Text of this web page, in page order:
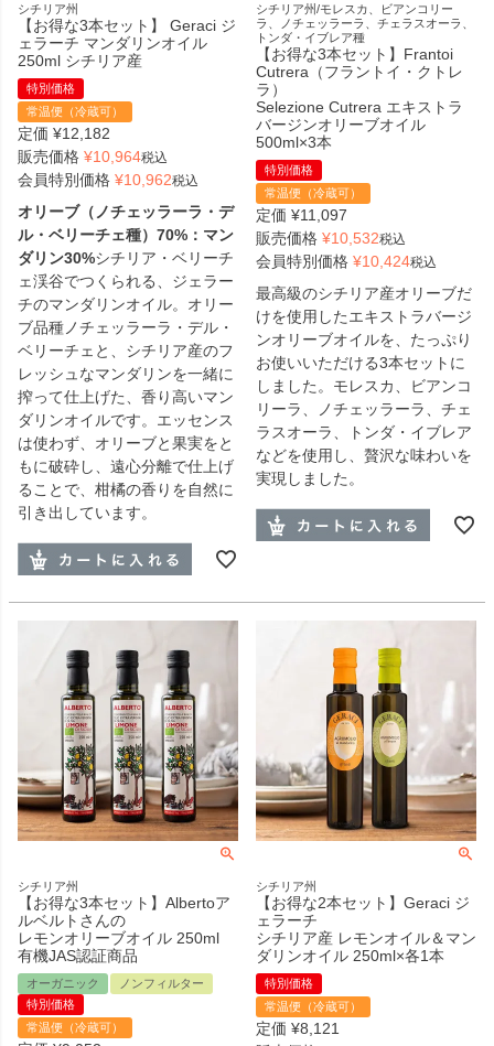
シチリア州
【お得な3本セット】 Geraci ジ
ェラーチ マンダリンオイル
250ml シチリア産
特別価格
常温便（冷蔵可）
定価 ¥12,182
販売価格 ¥10,964税込
会員特別価格 ¥10,962税込
オリーブ（ノチェッラーラ・デ
ル・ベリーチェ種）70%：マン
ダリン30%シチリア・ベリーチ
ェ渓谷でつくられる、ジェラー
チのマンダリンオイル。オリー
ブ品種ノチェッラーラ・デル・
ベリーチェと、シチリア産のフ
レッシュなマンダリンを一緒に
搾って仕上げた、香り高いマン
ダリンオイルです。エッセンス
は使わず、オリーブと果実をと
もに破砕し、遠心分離で仕上げ
ることで、柑橘の香りを自然に
引き出しています。
シチリア州/モレスカ、ビアンコリー
ラ、ノチェッラーラ、チェラスオーラ、
トンダ・イブレア種
【お得な3本セット】Frantoi
Cutrera（フラントイ・クトレ
ラ）
Selezione Cutrera エキストラ
バージンオリーブオイル
500ml×3本
特別価格
常温便（冷蔵可）
定価 ¥11,097
販売価格 ¥10,532税込
会員特別価格 ¥10,424税込
最高級のシチリア産オリーブだ
けを使用したエキストラバージ
ンオリーブオイルを、たっぷり
お使いいただける3本セットに
しました。モレスカ、ビアンコ
リーラ、ノチェッラーラ、チェ
ラスオーラ、トンダ・イブレア
などを使用し、贅沢な味わいを
実現しました。
シチリア州
【お得な3本セット】Albertoア
ルベルトさんの
レモンオリーブオイル 250ml
有機JAS認証商品
オーガニック
ノンフィルター
特別価格
常温便（冷蔵可）
シチリア州
【お得な2本セット】Geraci ジ
ェラーチ
シチリア産 レモンオイル＆マン
ダリンオイル 250ml×各1本
特別価格
常温便（冷蔵可）
定価 ¥8,121